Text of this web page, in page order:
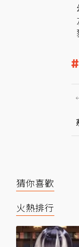
猜你喜歡
火熱排行